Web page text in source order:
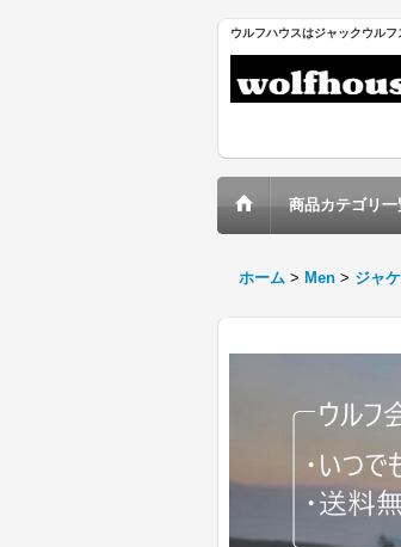
ウルフハウスはジャックウルフ
商品カテゴリ一
ホーム > Men > ジャ